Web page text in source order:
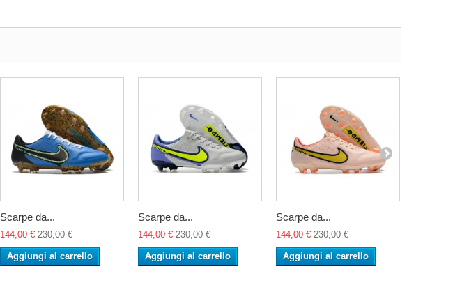
Scarpe da...
144,00 € 230,00 €
Aggiungi al carrello
Scarpe da...
144,00 € 230,00 €
Aggiungi al carrello
Scarpe da...
144,00 € 230,00 €
Aggiungi al carrello